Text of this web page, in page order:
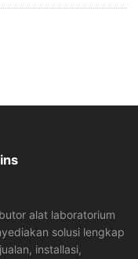
alat laboratorium
solusi lengkap
installasi,